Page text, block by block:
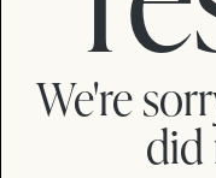
We're
did